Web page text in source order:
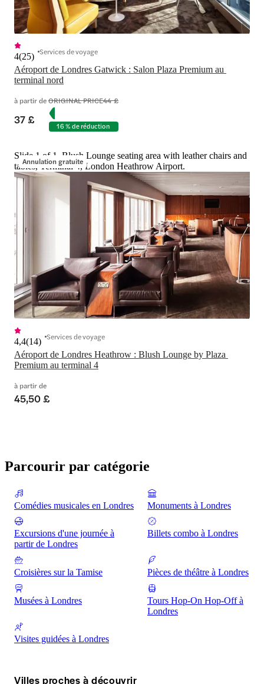
Aéroport de Londres Gatwick : Salon Plaza Premium au
terminal nord
4(25) Services de voyage
à partir deORIGINAL PRICE44 £
37 £ 16 % de réduction
Annulation gratuite
Slide 1 of 1, Blush Lounge seating area with leather chairs and
tables, Terminal 4, London Heathrow Airport.
Aéroport de Londres Heathrow : Blush Lounge by Plaza
Premium au terminal 4
4,4(14) Services de voyage
à partir de
45,50 £
Parcourir par catégorie
Comédies musicales en Londres Monuments à Londres
Excursions d'une journée à
partir de Londres
Billets combo à Londres
Croisières sur la Tamise Pièces de théâtre à Londres
Musées à Londres
Tours Hop-On Hop-Off à
Londres
Visites guidées à Londres
Villes proches à découvrir